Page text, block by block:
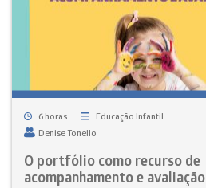
6 horas
Educação Infantil
Denise Tonello
O portfólio como recurso de
acompanhamento e avaliação